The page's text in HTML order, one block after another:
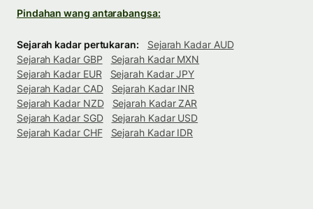
Pindahan wang antarabangsa:
Sejarah kadar pertukaran:
Sejarah Kadar AUD
Sejarah Kadar GBP
Sejarah Kadar MXN
Sejarah Kadar EUR
Sejarah Kadar JPY
Sejarah Kadar CAD
Sejarah Kadar INR
Sejarah Kadar NZD
Sejarah Kadar ZAR
Sejarah Kadar SGD
Sejarah Kadar USD
Sejarah Kadar CHF
Sejarah Kadar IDR